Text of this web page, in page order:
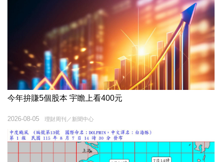
今年拚賺5個股本 宇瞻上看400元
理財周刊／新聞中心
2026-08-05